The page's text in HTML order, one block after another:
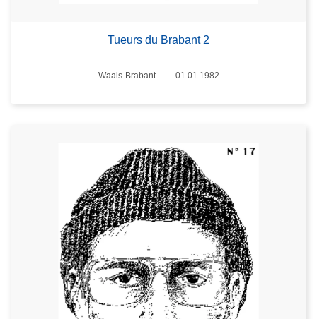
Tueurs du Brabant 2
Standort
Waals-Brabant
01.01.1982